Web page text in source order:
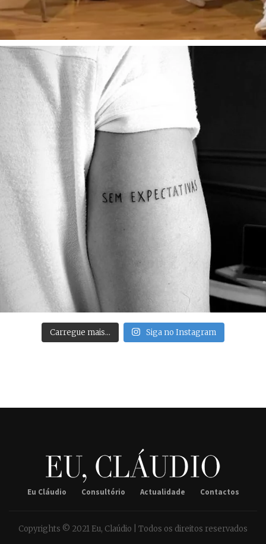
Carregue mais… Siga no Instagram
Eu Cláudio Consultório Actualidade Contactos
Copyrights © 2021 Eu, Claúdio | Todos os direitos reservados